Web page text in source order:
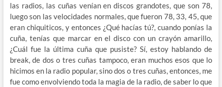
las radios, las cuñas venían en discos grandotes, que son 78,
luego son las velocidades normales, que fueron 78, 33, 45, que
eran chiquiticos, y entonces ¿Qué hacías tú?, cuando ponías la
cuña, tenías que marcar en el disco con un crayón amarillo,
¿Cuál fue la última cuña que pusiste? Sí, estoy hablando de
break, de dos o tres cuñas tampoco, eran muchos esos que lo
hicimos en la radio popular, sino dos o tres cuñas, entonces, me
fue como envolviendo toda la magia de la radio, de saber lo que